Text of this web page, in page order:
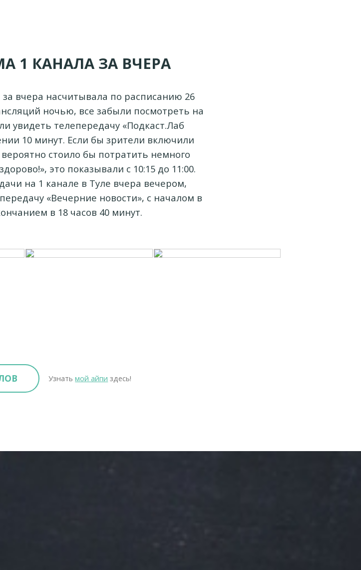
1 КАНАЛА ЗА ВЧЕРА
вчера насчитывала по расписанию 26
ночью, все забыли посмотреть на
увидеть телепередачу «Подкаст.Лаб
10 минут. Если бы зрители включили
стоило бы потратить немного
это показывали с 10:15 до 11:00.
на 1 канале в Туле вчера вечером,
«Вечерние новости», с началом в
в 18 часов 40 минут.
Узнатьмой айпи здесь!